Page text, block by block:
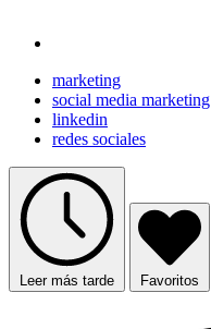
marketing
social media marketing
linkedin
redes sociales
Leer más tarde Favoritos